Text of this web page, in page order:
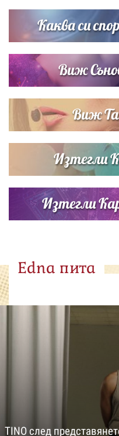
Каква си
Виж
Виж
Изтегли
Изтегли
Edna пита
TINO след